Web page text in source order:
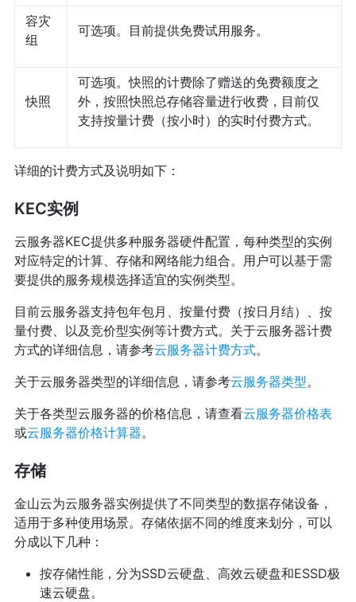
容灾
组
可选项。目前提供免费试用服务。
快照
可选项。快照的计费除了赠送的免费额度之
外，按照快照总存储容量进行收费，目前仅
支持按量计费（按小时）的实时付费方式。
详细的计费方式及说明如下：
KEC实例
云服务器KEC提供多种服务器硬件配置，每种类型的实例
对应特定的计算、存储和网络能力组合。用户可以基于需
要提供的服务规模选择适宜的实例类型。
目前云服务器支持包年包月、按量付费（按日月结）、按
量付费、以及竞价型实例等计费方式。关于云服务器计费
方式的详细信息，请参考云服务器计费方式。
关于云服务器类型的详细信息，请参考云服务器类型。
关于各类型云服务器的价格信息，请查看云服务器价格表
或云服务器价格计算器。
存储
金山云为云服务器实例提供了不同类型的数据存储设备，
适用于多种使用场景。存储依据不同的维度来划分，可以
分成以下几种：
按存储性能，分为SSD云硬盘、高效云硬盘和ESSD极
速云硬盘。